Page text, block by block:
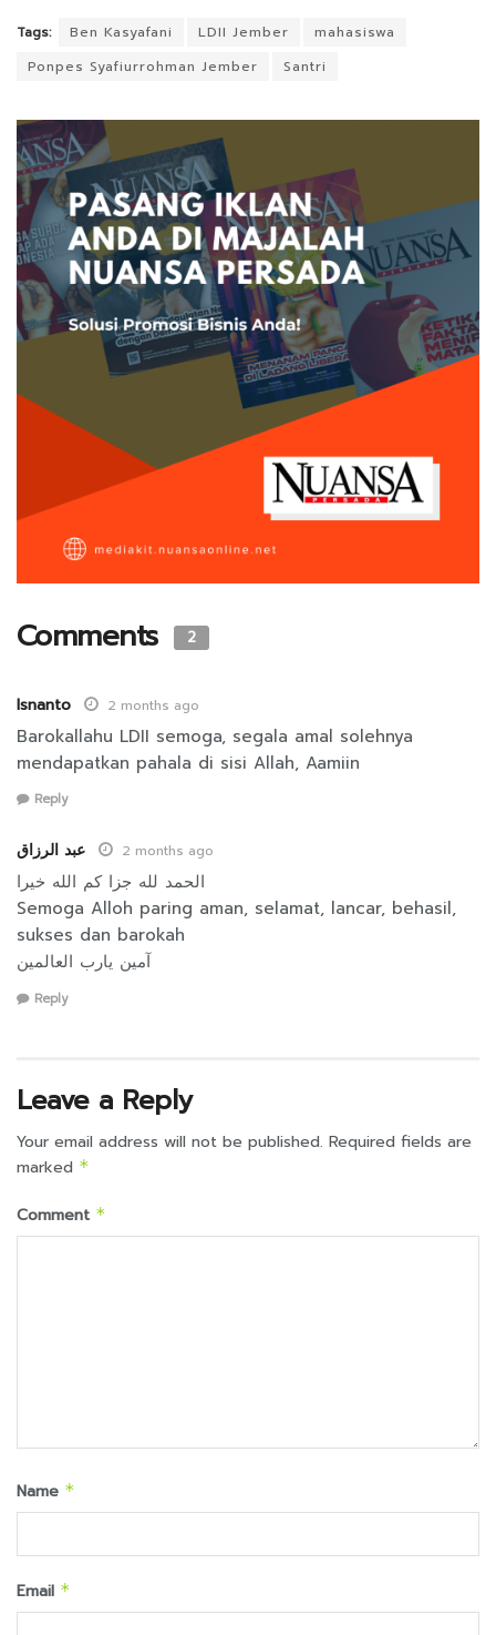
Tags: Ben Kasyafani LDII Jember
mahasiswa
Ponpes Syafiurrohman Jember
Santri
Comments 2
Isnanto 2 months ago
Barokallahu LDII semoga, segala amal solehnya
mendapatkan pahala di sisi Allah, Aamiin
Reply
عبد الرزاق 2 months ago
الحمد لله جزا كم الله خيرا
Semoga Alloh paring aman, selamat, lancar, behasil,
sukses dan barokah
آمين يارب العالمين
Reply
Leave a Reply
Your email address will not be published. Required fields are
marked *
Comment *
Name *
Email *